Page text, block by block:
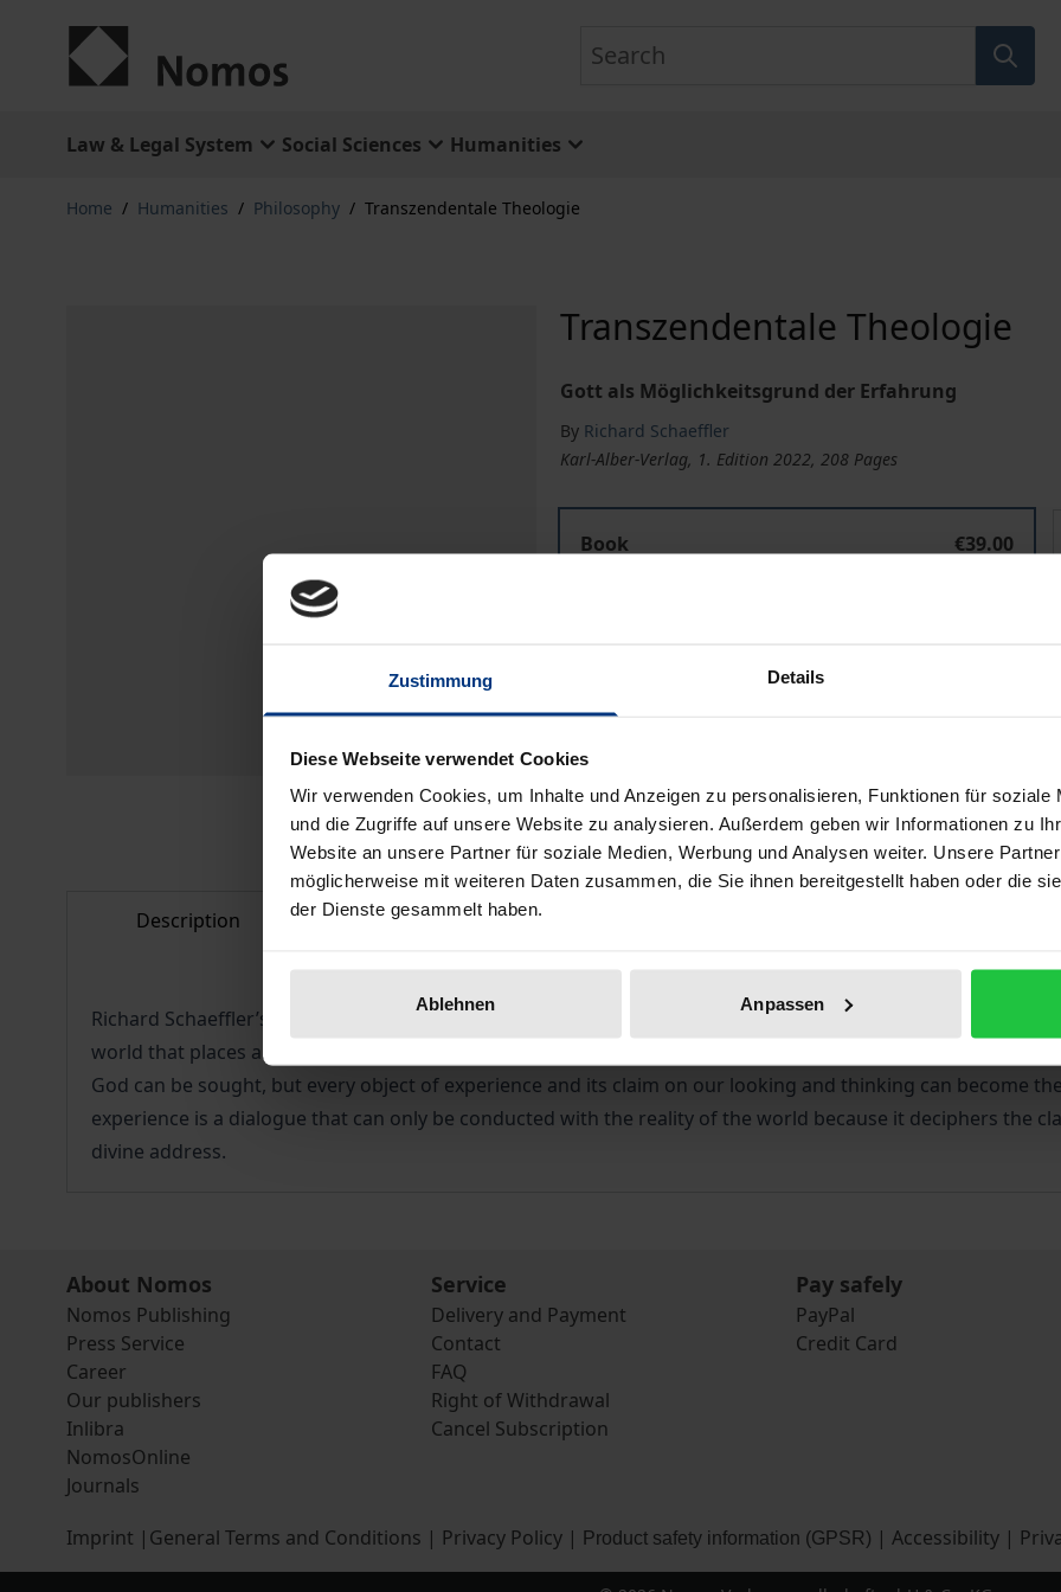
Zustimmung Details
Diese Webseite verwendet Cookies
Wir verwenden Cookies, um Inhalte und Anzeigen zu personalisieren, Funktionen für soziale
und die Zugriffe auf unsere Website zu analysieren. Außerdem geben wir Informationen zu
Website an unsere Partner für soziale Medien, Werbung und Analysen weiter. Unsere
möglicherweise mit weiteren Daten zusammen, die Sie ihnen bereitgestellt haben oder die
der Dienste gesammelt haben.
Ablehnen Anpassen
Law & Legal System Social Sciences Humanities
Home / Humanities / Philosophy / Transzendentale Theologie
Transzendentale Theologie
Gott als Möglichkeitsgrund der Erfahrung
By Richard Schaeffler
Karl-Alber-Verlag, 1. Edition 2022, 208 Pages
Book
€39.00
Delivery cost notice
Description Bibliographical data
Richard Schaeffler’s transcendental theology, as Rahner already attempted, wants to indicate what is
world that places all talk of God under suspicion of meaninglessness: Not the top of the pyramid of being
God can be sought, but every object of experience and its claim on our looking and thinking can become
experience is a dialogue that can only be conducted with the reality of the world because it deciphers the
divine address.
About Nomos
Nomos Publishing
Press Service
Career
Our publishers
Inlibra
NomosOnline
Journals
Service
Delivery and Payment
Contact
FAQ
Right of Withdrawal
Cancel Subscription
Pay safely
PayPal
Credit Card
Imprint | General Terms and Conditions | Privacy Policy | Product safety information (GPSR) | Accessibility |